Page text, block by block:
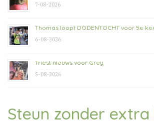
7-08-2026
Thomas loopt DODENTOCHT voor 5e
6-08-2026
Triest nieuws voor Grey
5-08-2026
Steun zonder extra